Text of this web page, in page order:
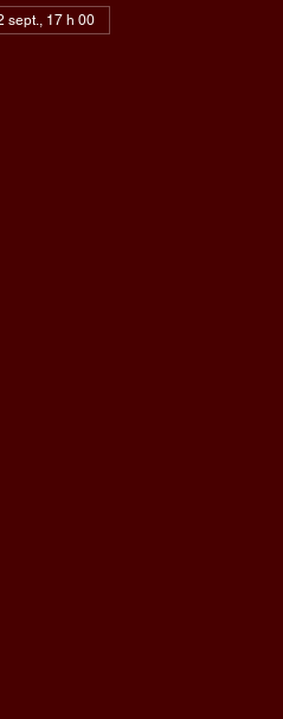
sept., 17 h 00